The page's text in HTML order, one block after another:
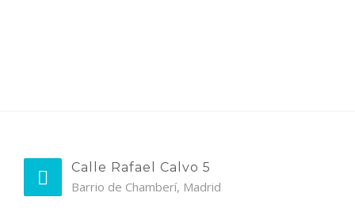
Calle Rafael Calvo 5
Barrio de Chamberí, Madrid